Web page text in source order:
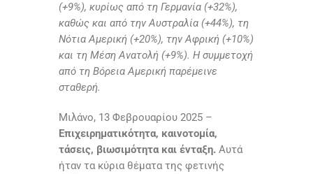
(+9%), κυρίως από τη Γερμανία (+32%),
καθώς και από την Αυστραλία (+44%), τη
Νότια Αμερική (+20%), την Αφρική (+10%)
και τη Μέση Ανατολή (+9%). Η συμμετοχή
από τη Βόρεια Αμερική παρέμεινε
σταθερή.
Μιλάνο, 13 Φεβρουαρίου 2025 –
Επιχειρηματικότητα, καινοτομία,
τάσεις, βιωσιμότητα και ένταξη. Αυτά
ήταν τα κύρια θέματα της φετινής